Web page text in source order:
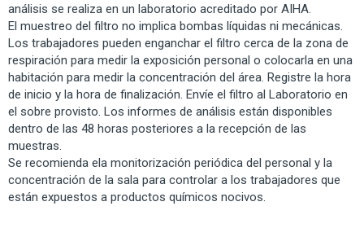
análisis se realiza en un laboratorio acreditado por AIHA.
El muestreo del filtro no implica bombas líquidas ni mecánicas.
Los trabajadores pueden enganchar el filtro cerca de la zona de
respiración para medir la exposición personal o colocarla en una
habitación para medir la concentración del área. Registre la hora
de inicio y la hora de finalización. Envíe el filtro al Laboratorio en
el sobre provisto. Los informes de análisis están disponibles
dentro de las 48 horas posteriores a la recepción de las
muestras.
Se recomienda ela monitorización periódica del personal y la
concentración de la sala para controlar a los trabajadores que
están expuestos a productos químicos nocivos.